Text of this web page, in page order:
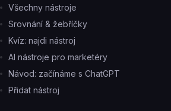
Všechny nástroje
Srovnání & žebříčky
Kvíz: najdi nástroj
AI nástroje pro marketéry
Návod: začínáme s ChatGPT
Přidat nástroj